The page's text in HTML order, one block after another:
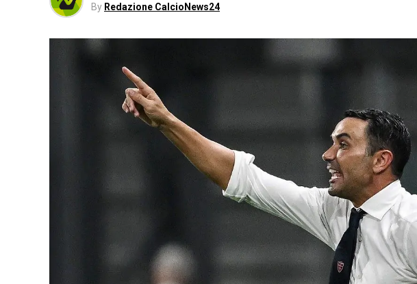
By Redazione CalcioNews24